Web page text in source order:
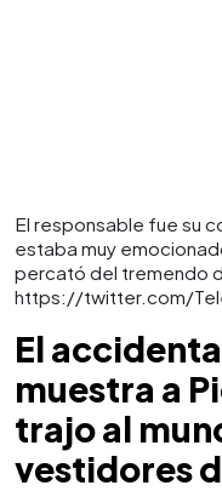
El responsable fue su
estaba muy
percató del tremendo
https://twitter.com/
El
muestra a
trajo al
vestidores